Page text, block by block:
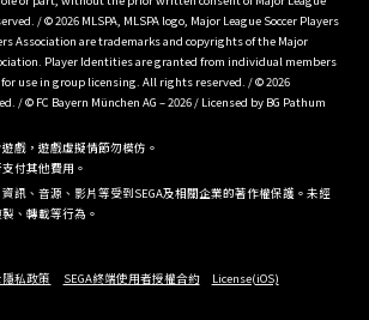
/ © 2026 MLSPA, MLSPA logo, Major League Soccer Players
Association are trademarks and copyrights of the Major
Player Identities are granted from individual members
for use in group licensing. All rights reserved. / © 2026
/ © FC Bayern München AG – 2026 / Licensed by BG Pathum
戲，遊戲虛擬情節勿模仿。
付其他費用。
訊、音源、影片等受到SEGA及相關企業的著作權保護。未經
、轉載等行為。
私政策 SEGA終端使用者授權合約 License(iOS)